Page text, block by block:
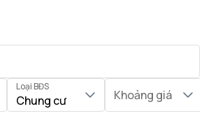
Loại BĐS
Chung cư Khoảng giá